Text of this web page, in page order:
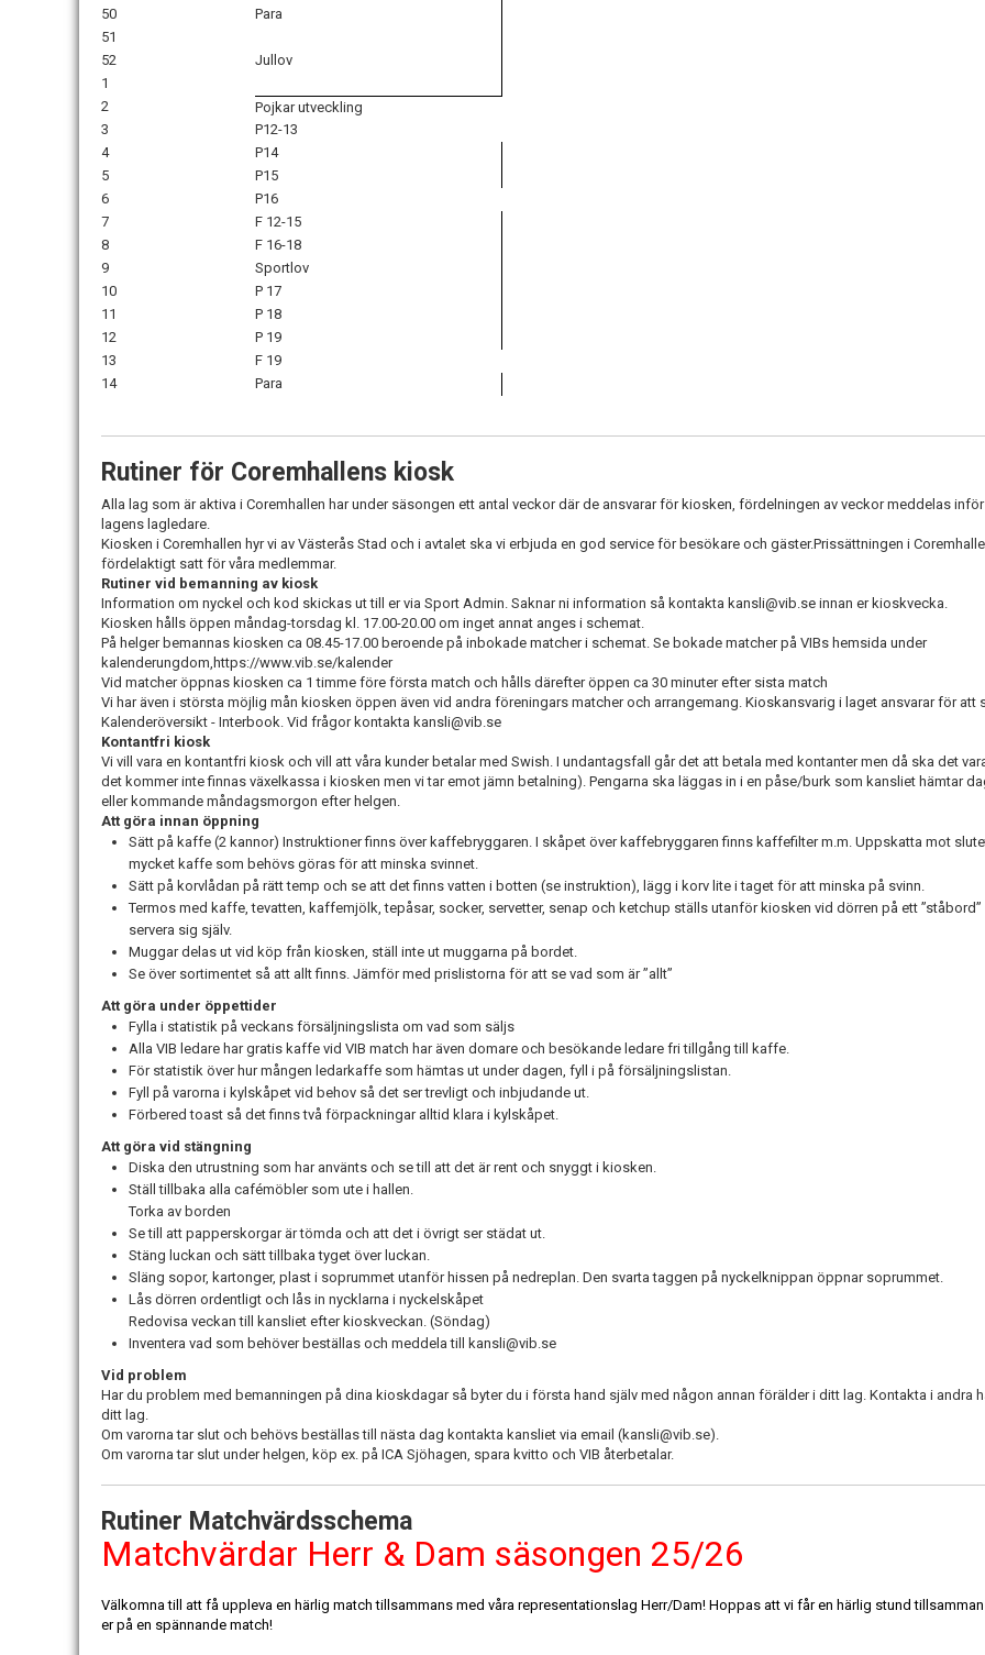
50
Para
51
Jullov
52
1
2
Pojkar utveckling
3
P12-13
4
P14
5
P15
6
P16
7
F 12-15
8
F 16-18
9
Sportlov
10
P 17
11
P 18
12
P 19
13
F 19
14
Para
Rutiner för Coremhallens kiosk
Alla lag som är aktiva i Coremhallen har under säsongen ett antal veckor där de ansvarar för kiosken, fördelningen av veckor meddelas
lagens lagledare.
Kiosken i Coremhallen hyr vi av Västerås Stad och i avtalet ska vi erbjuda en god service för besökare och gäster.Prissättningen i
fördelaktigt satt för våra medlemmar.
Rutiner vid bemanning av kiosk
Information om nyckel och kod skickas ut till er via Sport Admin. Saknar ni information så kontakta kansli@vib.se innan er kioskvecka.
Kiosken hålls öppen måndag-torsdag kl. 17.00-20.00 om inget annat anges i schemat.
På helger bemannas kiosken ca 08.45-17.00 beroende på inbokade matcher i schemat. Se bokade matcher på VIBs hemsida under
kalenderungdom,https://www.vib.se/kalender
Vid matcher öppnas kiosken ca 1 timme före första match och hålls därefter öppen ca 30 minuter efter sista match
Vi har även i största möjlig mån kiosken öppen även vid andra föreningars matcher och arrangemang. Kioskansvarig i laget ansvarar för att
Kalenderöversikt - Interbook. Vid frågor kontakta kansli@vib.se
Kontantfri kiosk
Vi vill vara en kontantfri kiosk och vill att våra kunder betalar med Swish. I undantagsfall går det att betala med kontanter men då ska det
det kommer inte finnas växelkassa i kiosken men vi tar emot jämn betalning). Pengarna ska läggas in i en påse/burk som kansliet hämtar
eller kommande måndagsmorgon efter helgen.
Att göra innan öppning
Sätt på kaffe (2 kannor) Instruktioner finns över kaffebryggaren. I skåpet över kaffebryggaren finns kaffefilter m.m. Uppskatta mot
mycket kaffe som behövs göras för att minska svinnet.
Sätt på korvlådan på rätt temp och se att det finns vatten i botten (se instruktion), lägg i korv lite i taget för att minska på svinn.
Termos med kaffe, tevatten, kaffemjölk, tepåsar, socker, servetter, senap och ketchup ställs utanför kiosken vid dörren på ett
servera sig själv.
Muggar delas ut vid köp från kiosken, ställ inte ut muggarna på bordet.
Se över sortimentet så att allt finns. Jämför med prislistorna för att se vad som är ”allt”
Att göra under öppettider
Fylla i statistik på veckans försäljningslista om vad som säljs
Alla VIB ledare har gratis kaffe vid VIB match har även domare och besökande ledare fri tillgång till kaffe.
För statistik över hur mången ledarkaffe som hämtas ut under dagen, fyll i på försäljningslistan.
Fyll på varorna i kylskåpet vid behov så det ser trevligt och inbjudande ut.
Förbered toast så det finns två förpackningar alltid klara i kylskåpet.
Att göra vid stängning
Diska den utrustning som har använts och se till att det är rent och snyggt i kiosken.
Ställ tillbaka alla cafémöbler som ute i hallen.
Torka av borden
Se till att papperskorgar är tömda och att det i övrigt ser städat ut.
Stäng luckan och sätt tillbaka tyget över luckan.
Släng sopor, kartonger, plast i soprummet utanför hissen på nedreplan. Den svarta taggen på nyckelknippan öppnar soprummet.
Lås dörren ordentligt och lås in nycklarna i nyckelskåpet
Redovisa veckan till kansliet efter kioskveckan. (Söndag)
Inventera vad som behöver beställas och meddela till kansli@vib.se
Vid problem
Har du problem med bemanningen på dina kioskdagar så byter du i första hand själv med någon annan förälder i ditt lag. Kontakta i andra
ditt lag.
Om varorna tar slut och behövs beställas till nästa dag kontakta kansliet via email (kansli@vib.se).
Om varorna tar slut under helgen, köp ex. på ICA Sjöhagen, spara kvitto och VIB återbetalar.
Rutiner Matchvärdsschema
Matchvärdar Herr & Dam säsongen 25/26
Välkomna till att få uppleva en härlig match tillsammans med våra representationslag Herr/Dam! Hoppas att vi får en härlig stund
er på en spännande match!